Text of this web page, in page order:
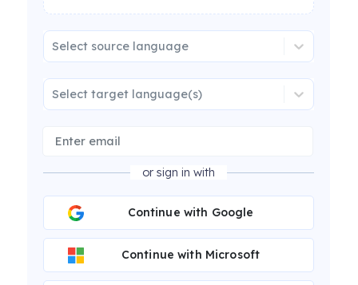
Select source language
Select target language(s)
or sign in with
Continue with Google
Continue with Microsoft